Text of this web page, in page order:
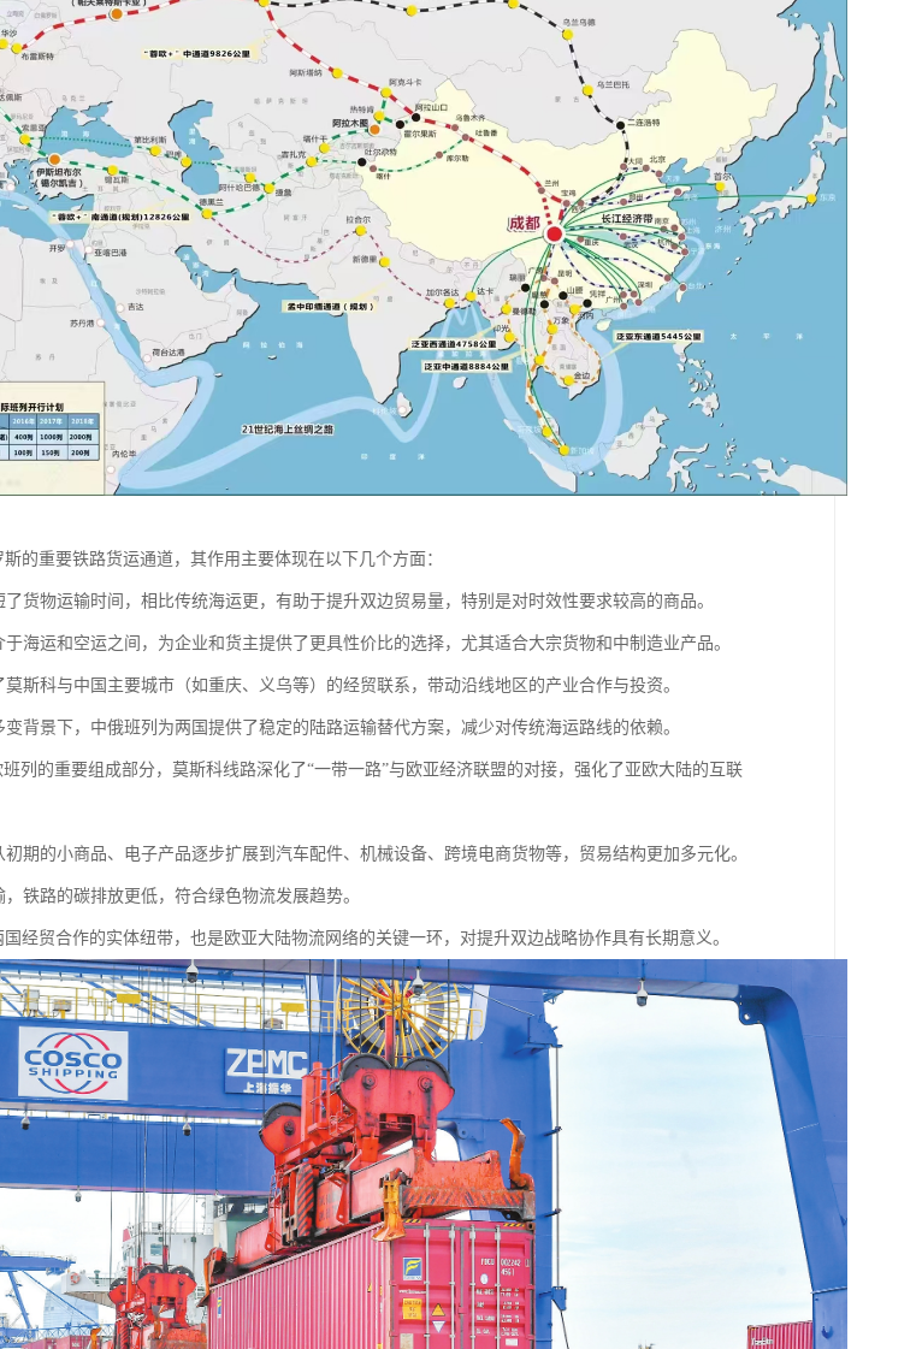
的重要铁路货运通道，其作用主要体现在以下几个方面：
货物运输时间，相比传统海运更，有助于提升双边贸易量，特别是对时效性要求较高的商品。
海运和空运之间，为企业和货主提供了更具性价比的选择，尤其适合大宗货物和中制造业产品。
斯科与中国主要城市（如重庆、义乌等）的经贸联系，带动沿线地区的产业合作与投资。
背景下，中俄班列为两国提供了稳定的陆路运输替代方案，减少对传统海运路线的依赖。
列的重要组成部分，莫斯科线路深化了“一带一路”与欧亚经济联盟的对接，强化了亚欧大陆的互联
期的小商品、电子产品逐步扩展到汽车配件、机械设备、跨境电商货物等，贸易结构更加多元化。
铁路的碳排放更低，符合绿色物流发展趋势。
经贸合作的实体纽带，也是欧亚大陆物流网络的关键一环，对提升双边战略协作具有长期意义。